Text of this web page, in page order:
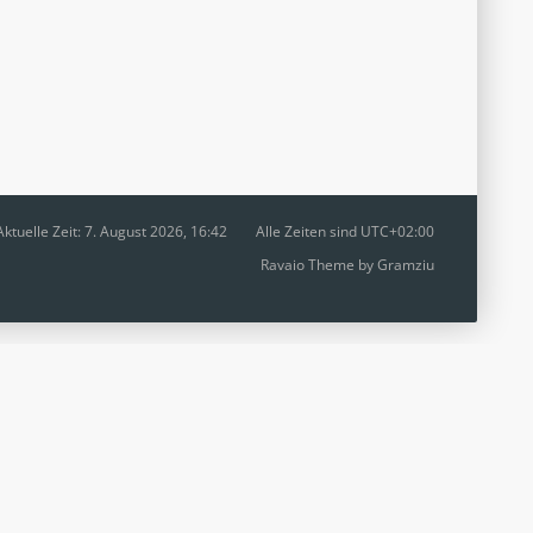
Alle Zeiten sind UTC+02:00
Zeit: 7. August 2026, 16:42
Ravaio Theme byGramziu